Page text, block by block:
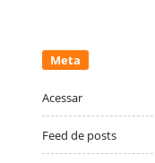
Meta
Acessar
Feed de posts